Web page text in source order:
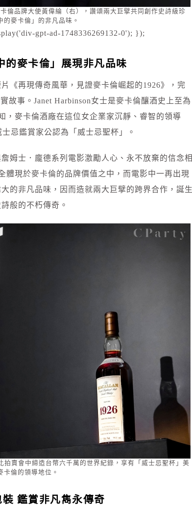
倫品牌大使黃偉綸（右），讚頌兩大巨擘共同創作史詩級珍
的麥卡倫」的非凡品味。
gpt-ad-1748336269132-0'); });
的麥卡倫」展現非凡品味
《再現傳奇風華，見證麥卡倫崛起的1926》，完
故事。Janet Harbinson女士是麥卡倫釀酒史上至為
，麥卡倫酒廠在這位女企業家沉靜、睿智的領導
忌鑑賞家公認為「威士忌聖杯」。
姆士．龐德系列電影激勵人心、永不放棄的信念
體現於麥卡倫的品牌價值之中，而電影中一再出現
的非凡品味，因而造就兩大巨擘的跨界合作，誕
般的不朽傳奇。
拍賣會中締造台幣六千萬的世界紀錄，享有「威士忌聖杯」美
卡倫的領導地位。
鑑賞非凡雋永傳奇